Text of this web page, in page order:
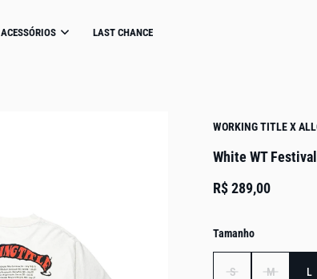
ACESSÓRIOS LAST CHANCE
WORKING TITLE X
White WT
R$ 289,00
Tamanho
S M L